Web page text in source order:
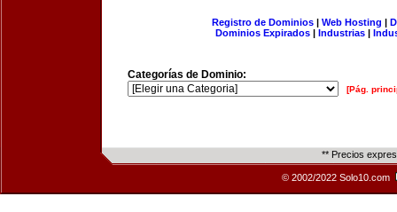
Registro de Dominios| Web Hosting |
Dominios Expirados | Industrias |
Categorías de Dominio:
[Pág.
** Precios
© 2002/2022 Solo10.com